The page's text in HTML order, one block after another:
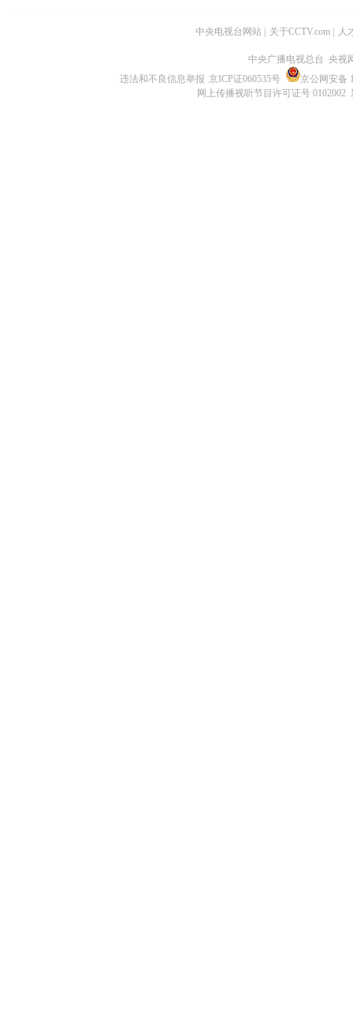
中央电视台网站 关于CCTV.com 人
中央广播电视总台 央视
违法和不良信息举报 京ICP证060535号
京公网安备
网上传播视听节目许可证号 0102002